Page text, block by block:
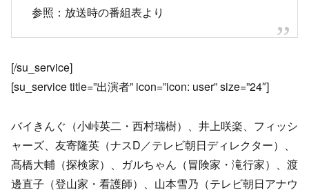
参照：放送時の番組表より
[/su_service]
[su_service title=”出演者” icon=”icon: user” size=”24″]
バイきんぐ（小峠英二・西村瑞樹）、井上咲楽、フィッシ
ャーズ、友寄隆英（ナスD／テレビ朝日ディレクター）、
髙橋大輔（探検家）、ガルちゃん（冒険家・滝行家）、渡
邊直子（登山家・看護師）、山本雪乃（テレビ朝日アナウ